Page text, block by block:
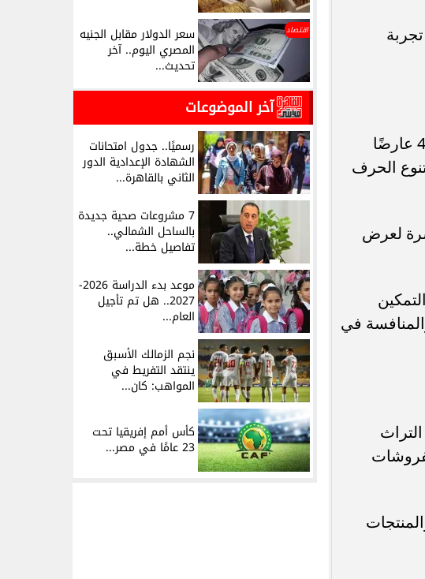
وتشهد النسخة الحالية من معرض ديارنا للحرف اليدوية والتراثية مشاركة أكثر من 450 عارضًا
الحرف
لعرض
في
اقتصاد سعر الدولار مقابل الجنيه
المصري اليوم.. آخر
تحديث...
آخر الموضوعات
رسميًا.. جدول امتحانات
الشهادة الإعدادية الدور
الثاني بالقاهرة...
7 مشروعات صحية جديدة
بالساحل الشمالي..
تفاصيل خطة...
موعد بدء الدراسة 2026-
2027.. هل تم تأجيل
العام...
نجم الزمالك الأسبق
ينتقد التفريط في
المواهب: كان...
كأس أمم إفريقيا تحت
23 عامًا في مصر...